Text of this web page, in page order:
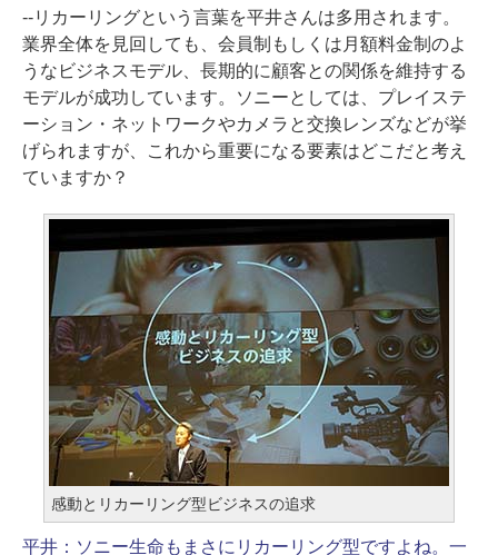
--リカーリングという言葉を平井さんは多用されます。
業界全体を見回しても、会員制もしくは月額料金制のよ
うなビジネスモデル、長期的に顧客との関係を維持する
モデルが成功しています。ソニーとしては、プレイステ
ーション・ネットワークやカメラと交換レンズなどが挙
げられますが、これから重要になる要素はどこだと考え
ていますか？
感動とリカーリング型ビジネスの追求
平井： ソニー生命もまさにリカーリング型ですよね。一